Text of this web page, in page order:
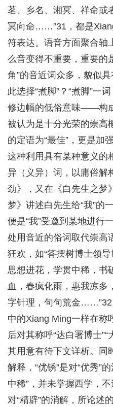
茗、乡名、湘冥、祥命或
冥向命……”31，都是
符表达。语音方面聚合轴
么音变得不重要，重要的
角”的音近词众多，貌似
此选择“煮脚”？“煮脚”一
修边幅的低俗意味——构
被认为是十分光荣的崇高
的定语为“最佳”，更是加
这种利用具有某种意义的
异（义异）词，以庸俗解
劲》，又在《白先生之梦
梦》讲述白先生给“我”的
便是“我”受邀到某地进行
处用音近的俗词取代崇高
狂欢，如“答摆树博士领
思想进花，学贯中稀，书
血，春疯化雨，惠我凉多
字针理，句句荒金……”32
中的Xiang Ming一样在称
后对其称呼“达白署博士”“
其用意有待下文详析。同
解释，“优锈”是对“优秀”
中稀”，并未掌握西学，
对“精辟”的消解，所论述